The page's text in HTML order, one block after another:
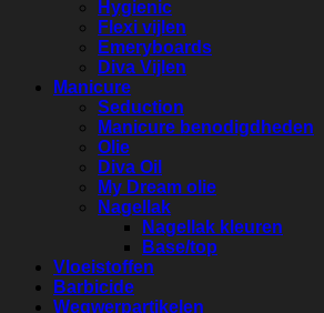
Hygienic
Flexi vijlen
Emeryboards
Diva Vijlen
Manicure
Seduction
Manicure benodigdheden
Olie
Diva Oil
My Dream olie
Nagellak
Nagellak kleuren
Base/top
Vloeistoffen
Barbicide
Wegwerpartikelen